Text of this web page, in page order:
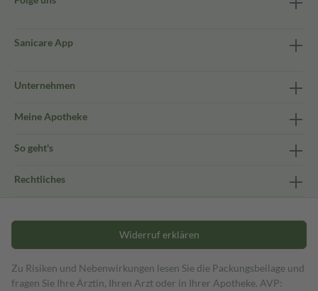
Sanicare App
Unternehmen
Meine Apotheke
So geht's
Rechtliches
Widerruf erklären
Zu Risiken und Nebenwirkungen lesen Sie die Packungsbeilage und
fragen Sie Ihre Ärztin, Ihren Arzt oder in Ihrer Apotheke. AVP: